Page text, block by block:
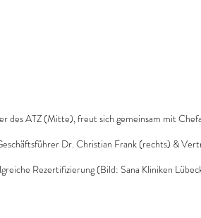
des ATZ (Mitte), freut sich gemeinsam mit
Dr. Christian Frank (rechts) &
Rezertifizierung (Bild: Sana Kliniken